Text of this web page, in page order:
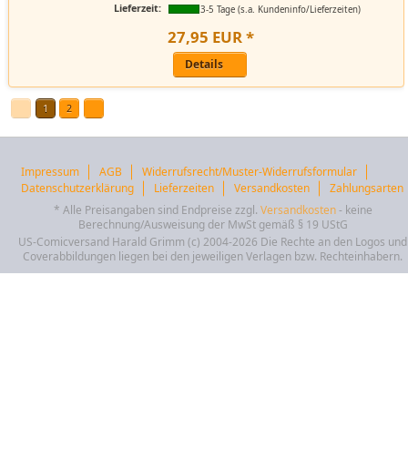
Lieferzeit: 3-5 Tage (s.a. Kundeninfo/Lieferzeiten)
27,95 EUR*
Details
1 2
Impressum AGB
Widerrufsrecht/Muster-Widerrufsformular
Datenschutzerklärung
Lieferzeiten Versandkosten
Zahlungsarten
* Alle Preisangaben sind Endpreise zzgl. Versandkosten- keine
Berechnung/Ausweisung der MwSt gemäß § 19 UStG
US-Comicversand Harald Grimm (c) 2004-2026 Die Rechte an den Logos und
Coverabbildungen liegen bei den jeweiligen Verlagen bzw. Rechteinhabern.